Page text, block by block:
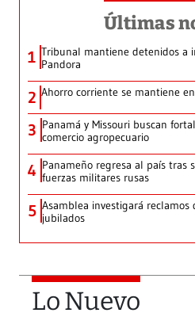
Últimas
1 Tribunal mantiene detenidos a
Pandora
2 Ahorro corriente se mantiene
3 Panamá y Missouri buscan
comercio agropecuario
4 Panameño regresa al país tras
fuerzas militares rusas
5 Asamblea investigará reclamos
jubilados
Lo Nuevo